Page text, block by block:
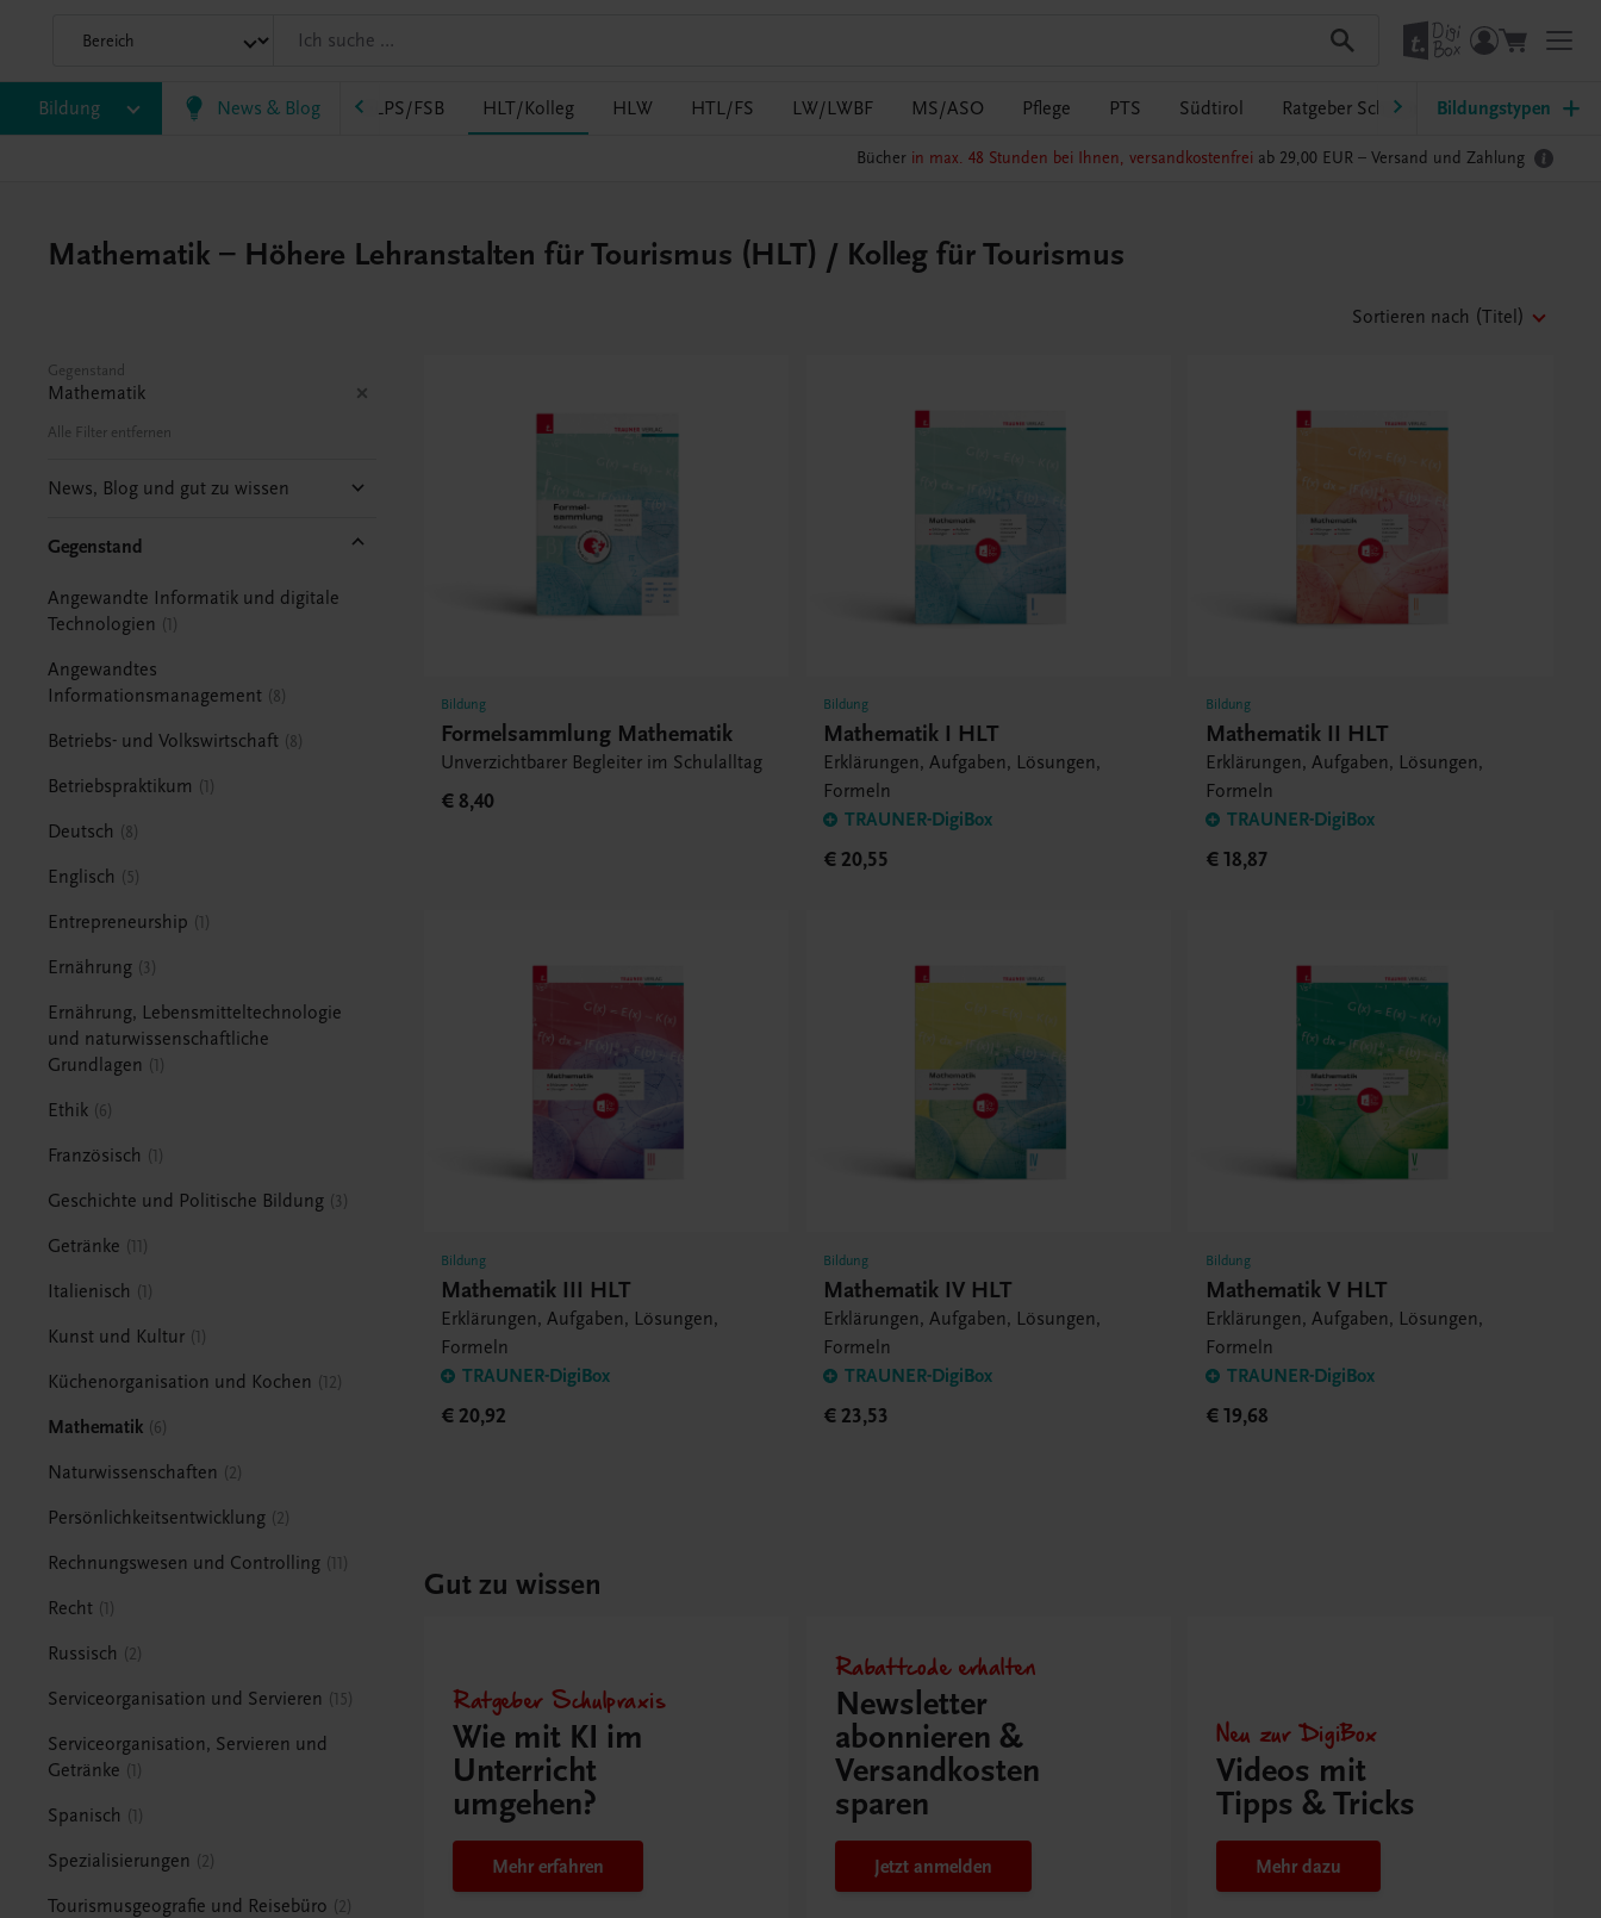
Bildung News & Blog
HAS HF/TFS HLM/HLK HLPS/FSB HLT/Kolleg HLW HTL/FS LW/LWBF MS/ASO Pflege PTS Südtirol Ratgeber Schulpraxis TRAUNER-
Bildungstypen
Bücher in max. 48 Stunden bei Ihnen, versandkostenfrei ab 29,00 EUR – Versand und Zahlung
Mathematik – Höhere Lehranstalten für Tourismus (HLT) / Kolleg für Tourismus
Sortieren nach (Titel)
Gegenstand
Mathematik
Alle Filter entfernen
News, Blog und gut zu wissen
Gegenstand
Angewandte Informatik und digitale
Technologien
1
Angewandtes
Informationsmanagement 8
Betriebs- und Volkswirtschaft 8
Betriebspraktikum 1
Deutsch 8
Englisch 5
Entrepreneurship 1
Ernährung 3
Ernährung, Lebensmitteltechnologie
und naturwissenschaftliche
Grundlagen
1
Ethik 6
Französisch 1
Geschichte und Politische Bildung 3
Getränke 11
Italienisch 1
Kunst und Kultur 1
Küchenorganisation und Kochen 12
Mathematik 6
Naturwissenschaften 2
Persönlichkeitsentwicklung 2
Rechnungswesen und Controlling 11
Recht 1
Russisch 2
Serviceorganisation und Servieren 15
Serviceorganisation, Servieren und
Getränke
1
Spanisch 1
Spezialisierungen 2
Tourismusgeografie und Reisebüro 2
Bildung
Formelsammlung Mathematik
Unverzichtbarer Begleiter im Schulalltag
€ 8,40
Bildung
Mathematik I HLT
Erklärungen, Aufgaben, Lösungen,
Formeln
TRAUNER-DigiBox
€ 20,55
Bildung
Mathematik II HLT
Erklärungen, Aufgaben, Lösungen,
Formeln
TRAUNER-DigiBox
€ 18,87
Bildung
Mathematik III HLT
Erklärungen, Aufgaben, Lösungen,
Formeln
TRAUNER-DigiBox
€ 20,92
Bildung
Mathematik IV HLT
Erklärungen, Aufgaben, Lösungen,
Formeln
TRAUNER-DigiBox
€ 23,53
Bildung
Mathematik V HLT
Erklärungen, Aufgaben, Lösungen,
Formeln
TRAUNER-DigiBox
€ 19,68
Gut zu wissen
Ratgeber Schulpraxis
Wie mit KI im
Unterricht
umgehen?
Mehr erfahren
Rabattcode erhalten
Newsletter
abonnieren &
Versandkosten
sparen
Jetzt anmelden
Neu zur DigiBox
Videos mit
Tipps & Tricks
Mehr dazu